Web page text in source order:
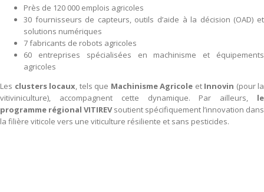
Près de 120 000 emplois agricoles
30 fournisseurs de capteurs, outils d’aide à la décision (OAD) et
solutions numériques
7 fabricants de robots agricoles
60 entreprises spécialisées en machinisme et équipements
agricoles
Les clusters locaux, tels que Machinisme Agricole et Innovin (pour la
vitiviniculture), accompagnent cette dynamique. Par ailleurs, le
programme régional VITIREVsoutient spécifiquement l’innovation dans
la filière viticole vers une viticulture résiliente et sans pesticides.